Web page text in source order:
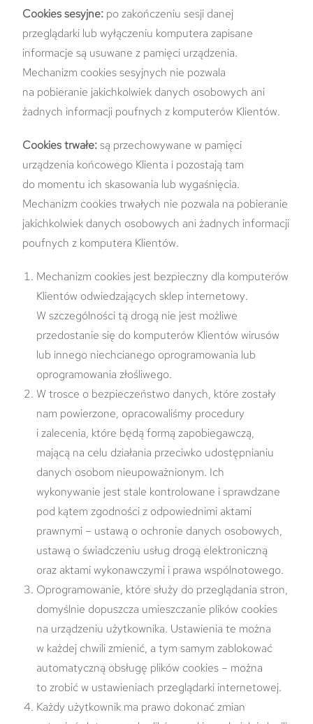
Cookies sesyjne: po zakończeniu sesji danej
przeglądarki lub wyłączeniu komputera zapisane
informacje są usuwane z pamięci urządzenia.
Mechanizm cookies sesyjnych nie pozwala
na pobieranie jakichkolwiek danych osobowych ani
żadnych informacji poufnych z komputerów Klientów.
Cookies trwałe:są przechowywane w pamięci
urządzenia końcowego Klienta i pozostają tam
do momentu ich skasowania lub wygaśnięcia.
Mechanizm cookies trwałych nie pozwala na pobieranie
jakichkolwiek danych osobowych ani żadnych informacji
poufnych z komputera Klientów.
Mechanizm cookies jest bezpieczny dla komputerów
Klientów odwiedzających sklep internetowy.
W szczególności tą drogą nie jest możliwe
przedostanie się do komputerów Klientów wirusów
lub innego niechcianego oprogramowania lub
oprogramowania złośliwego.
W trosce o bezpieczeństwo danych, które zostały
nam powierzone, opracowaliśmy procedury
i zalecenia, które będą formą zapobiegawczą,
mającą na celu działania przeciwko udostępnianiu
danych osobom nieupoważnionym. Ich
wykonywanie jest stale kontrolowane i sprawdzane
pod kątem zgodności z odpowiednimi aktami
prawnymi – ustawą o ochronie danych osobowych,
ustawą o świadczeniu usług drogą elektroniczną
oraz aktami wykonawczymi i prawa wspólnotowego.
Oprogramowanie, które służy do przeglądania stron,
domyślnie dopuszcza umieszczanie plików cookies
na urządzeniu użytkownika. Ustawienia te można
w każdej chwili zmienić, a tym samym zablokować
automatyczną obsługę plików cookies – można
to zrobić w ustawieniach przeglądarki internetowej.
Każdy użytkownik ma prawo dokonać zmian